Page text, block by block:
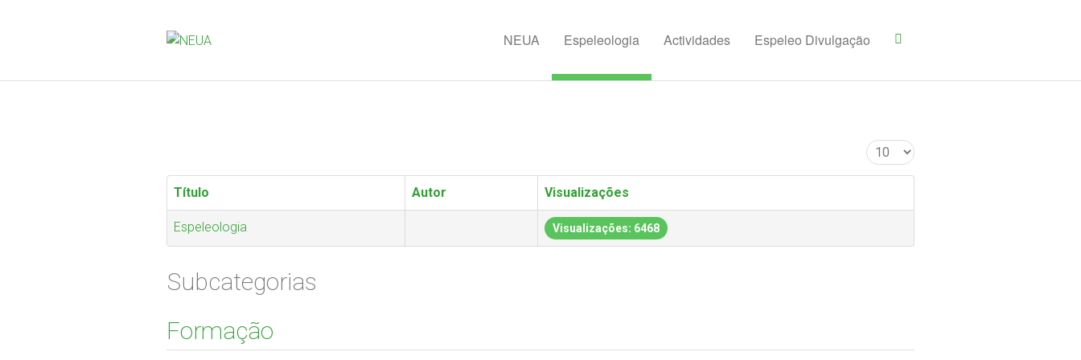
NEUA Espeleologia Actividades Espeleo Divulgação
Qtd. a mostrar
Título Autor Visualizações
Espeleologia Visualizações: 6468
Subcategorias
Formação